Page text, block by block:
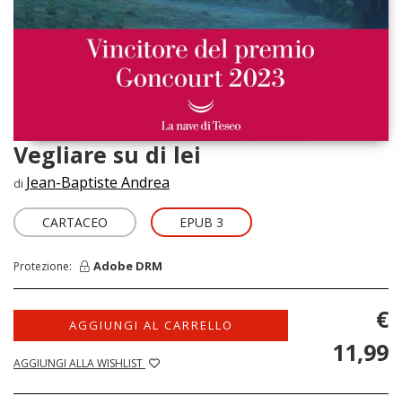
Vegliare su di lei
di Jean-Baptiste Andrea
CARTACEO EPUB 3
Protezione: Adobe DRM
AGGIUNGI AL CARRELLO
AGGIUNGI ALLA WISHLIST
€
11,99